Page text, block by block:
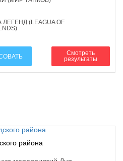
ЛЕГЕНД (LEAGUA OF
Смотреть
результаты
района